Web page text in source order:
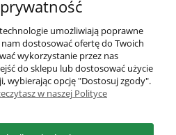
Pomoc
konto
i dostawa
umożliwiają poprawne
dostosować ofertę do Twoich
wykorzystanie przez nas
do sklepu lub dostosować użycie
wybierając opcję "Dostosuj zgody".
w naszej Polityce